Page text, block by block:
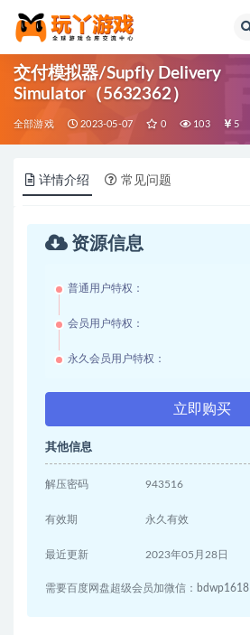
交付模拟器/Supfly Delivery
Simulator（5632362）
全部游戏 2023-05-07 0 103 5
详情介绍 常见问题
资源信息
普通用户特权：
会员用户特权：
永久会员用户特权：
立即购买
其他信息
解压密码 943516
有效期 永久有效
最近更新 2023年05月28日
需要百度网盘超级会员加微信：bdwp1618